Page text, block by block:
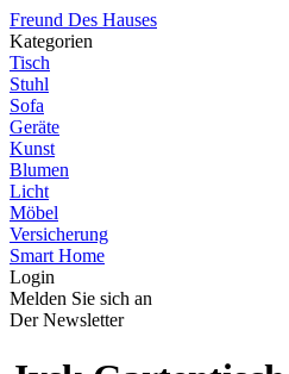
Freund Des Hauses
Kategorien
Tisch
Stuhl
Sofa
Geräte
Kunst
Blumen
Licht
Möbel
Versicherung
Smart Home
Login
Melden Sie sich an
Der Newsletter